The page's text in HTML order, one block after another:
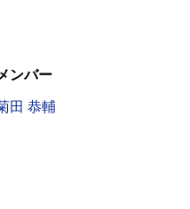
ンバー
田 恭輔